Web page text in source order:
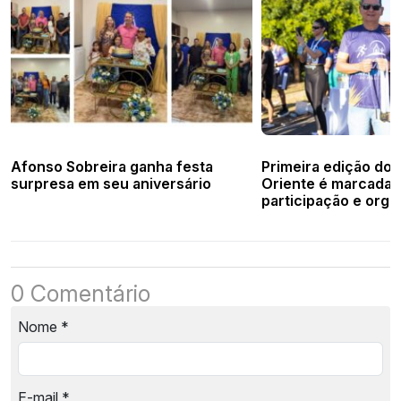
Afonso Sobreira ganha festa
surpresa em seu aniversário
Primeira edição do
Oriente é marcada
participação e
0 Comentário
Nome *
E-mail *